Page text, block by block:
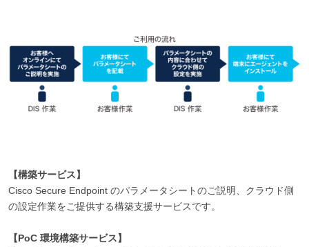
【構築サービス】
Cisco Secure Endpoint のパラメータシートのご説明、クラウド側
の設定作業をご提供する構築支援サービスです。
【PoC 環境構築サービス】